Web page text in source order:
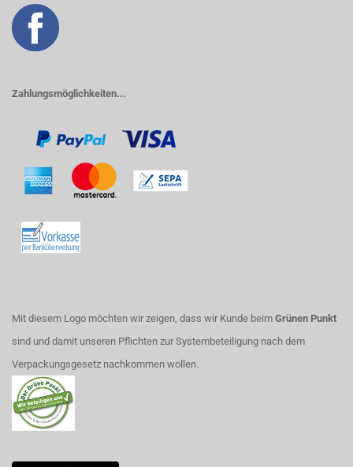
Zahlungsmöglichkeiten...
Mit diesem Logo möchten wir zeigen, dass wir Kunde beim Grünen Punkt
sind und damit unseren Pflichten zur Systembeteiligung nach dem
Verpackungsgesetz nachkommen wollen.